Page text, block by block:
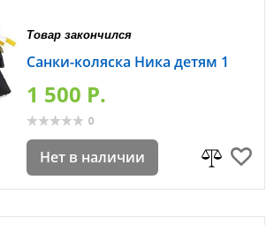
Товар закончился
Санки-коляска Ника детям 1
1 500 P.
0
Нет в наличии